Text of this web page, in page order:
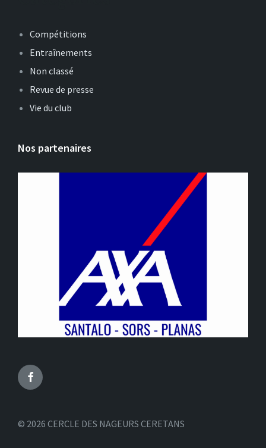
Compétitions
Entraînements
Non classé
Revue de presse
Vie du club
Nos partenaires
Facebook
© 2026 CERCLE DES NAGEURS CERETANS